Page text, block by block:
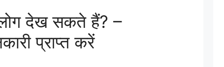
देख सकते हैं? –
प्राप्त करें